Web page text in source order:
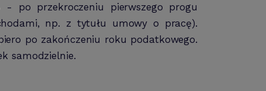
po przekroczeniu pierwszego progu
np. z tytułu umowy o pracę).
po zakończeniu roku podatkowego.
samodzielnie.